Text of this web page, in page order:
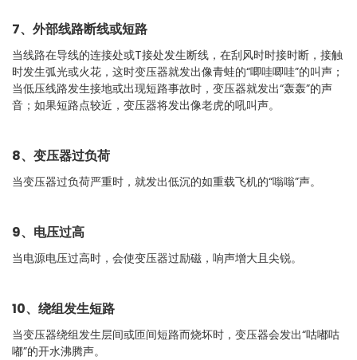
7、外部线路断线或短路
当线路在导线的连接处或T接处发生断线，在刮风时时接时断，接触
时发生弧光或火花，这时变压器就发出像青蛙的“唧哇唧哇”的叫声；
当低压线路发生接地或出现短路事故时，变压器就发出“轰轰”的声
音；如果短路点较近，变压器将发出像老虎的吼叫声。
8、变压器过负荷
当变压器过负荷严重时，就发出低沉的如重载飞机的“嗡嗡”声。
9、电压过高
当电源电压过高时，会使变压器过励磁，响声增大且尖锐。
10、绕组发生短路
当变压器绕组发生层间或匝间短路而烧坏时，变压器会发出“咕嘟咕
嘟”的开水沸腾声。